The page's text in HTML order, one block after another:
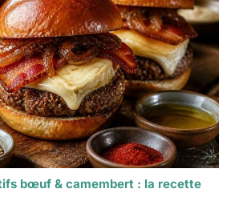
bœuf & camembert : la recette